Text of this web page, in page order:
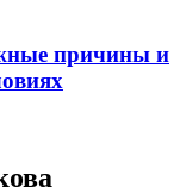
причины и